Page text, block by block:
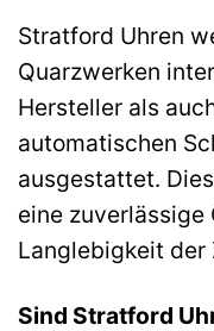
Stratford Uhren
Quarzwerken
Hersteller als
automatischen
ausgestattet.
eine
Langlebigkeit der
Sind Stratford